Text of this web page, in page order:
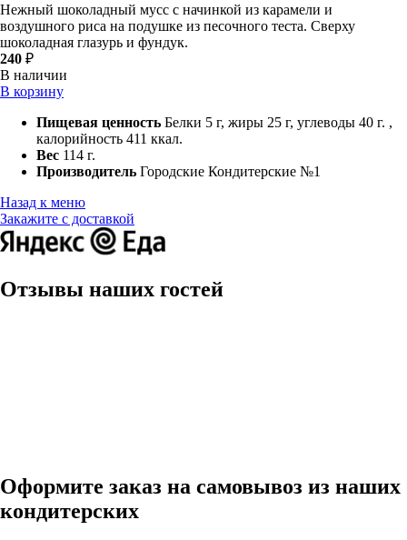
Нежный шоколадный мусс с начинкой из карамели и
воздушного риса на подушке из песочного теста. Сверху
шоколадная глазурь и фундук.
240 ₽
В наличии
В корзину
Пищевая ценность Белки 5 г, жиры 25 г, углеводы 40 г. ,
калорийность 411 ккал.
Вес 114 г.
Производитель Городские Кондитерские №1
Назад к меню
Закажите с доставкой
Отзывы наших гостей
Оформите заказ на самовывоз из наших
кондитерских